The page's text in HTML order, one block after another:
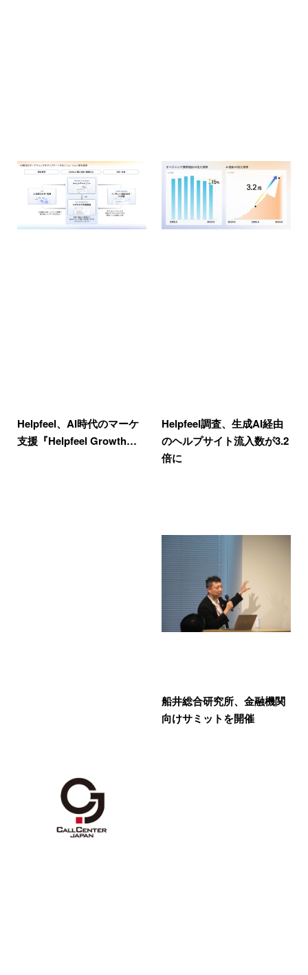
Helpfeel、AI時代のマーケ
支援『Helpfeel Growth…
Helpfeel調査、生成AI経由
のヘルプサイト流入数が3.2
倍に
船井総合研究所、金融機関
向けサミットを開催